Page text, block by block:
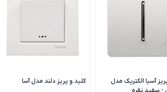
آسیا الکتریک مدل
- سفید نقره
کلید و پریز دلند مدل آسا